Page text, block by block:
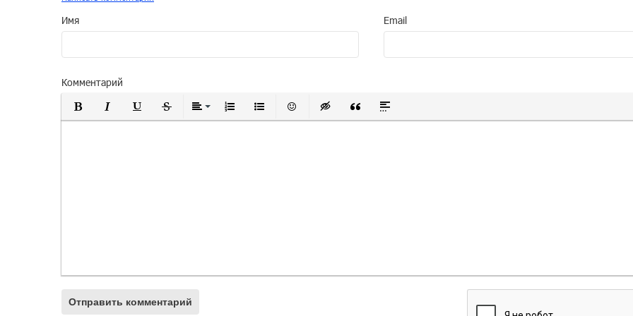
Имя Email
Комментарий
Полужирный
КурсивПодчеркнутый
ЗачеркнутыйВыравнивание
Нумерованный список
Маркированный список
Вставить смайлик
Вставка скрытого текста
Вставка цитаты
Вставка спойлера
Отправить комментарий